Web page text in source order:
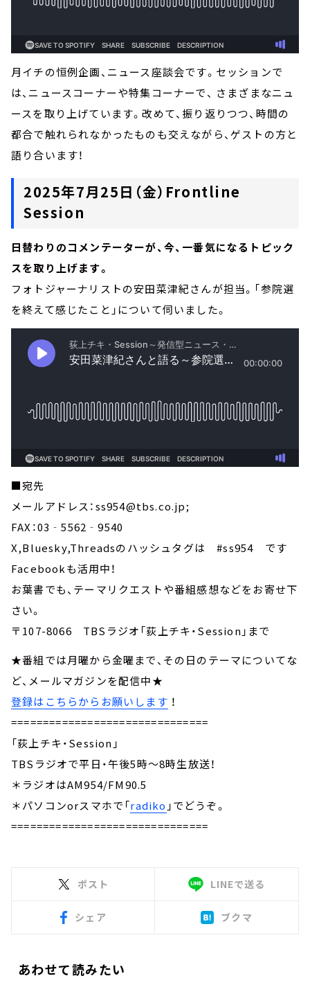
月イチの恒例企画、ニュース座談会です。セッションで
は、ニュースコーナーや特集コーナーで、 さまざまなニュ
ースを取り上げています。改めて、振り返りつつ、時間の
都合で触れられなかったものも交えながら、ゲストの方と
語り合います！
2025年7月25日（金）Frontline
Session
日替わりのコメンテーターが、今、一番気になるトピック
スを取り上げます。
フォトジャーナリストの安田菜津紀さんが担当。「参院選
を終えて感じたこと」について伺いました。
■宛先
メールアドレス：ss954@tbs.co.jp;
FAX：03‐5562‐9540
X,Bluesky,Threadsのハッシュタグは #ss954 です
Facebookも活用中！
お葉書でも、テーマリクエストや番組感想などをお寄せ下
さい。
〒107-8066 TBSラジオ「荻上チキ・Session」まで
★番組では月曜から金曜まで、その日のテーマについてな
ど、メールマガジンを配信中★
登録はこちらからお願いします ！
===============================
「荻上チキ・Session」
TBSラジオで平日・午後5時～8時生放送！
＊ラジオはAM954/FM90.5
＊パソコンorスマホで「radiko 」でどうぞ。
===============================
ポスト LINEで送る
シェア ブクマ
あわせて読みたい